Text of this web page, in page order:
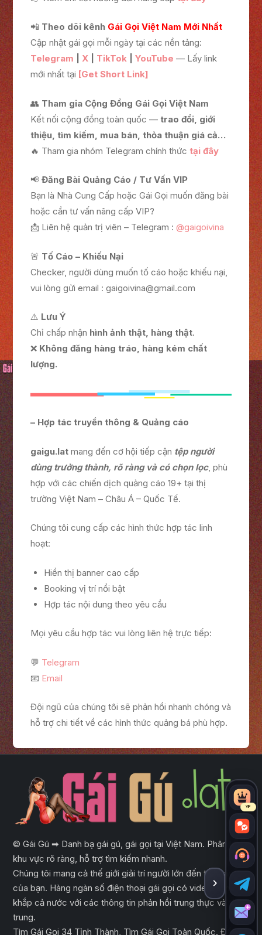
📲 Theo dõi kênh Gái Gọi Việt Nam Mới Nhất
Cập nhật gái gọi mỗi ngày tại các nền tảng:
Telegram
X TikTok |YouTube — Lấy link
mới nhất tại [Get Short Link]
👥 Tham gia Cộng Đồng Gái Gọi Việt Nam
Kết nối cộng đồng toàn quốc — trao đổi, giới
thiệu, tìm kiếm, mua bán, thỏa thuận giá cả…
🔥 Tham gia nhóm Telegram chính thức tại đây
📢Đăng Bài Quảng Cáo / Tư Vấn VIP
Bạn là Nhà Cung Cấp hoặc Gái Gọi muốn đăng bài
hoặc cần tư vấn nâng cấp VIP?
📩 Liên hệ quản trị viên – Telegram :@gaigoivina
🚨 Tố Cáo – Khiếu Nại
Checker, người dùng muốn tố cáo hoặc khiếu nại,
vui lòng gửi email :gaigoivina@gmail.com
⚠️ Lưu Ý
Chỉ chấp nhận hình ảnh thật, hàng thật.
❌ Không đăng hàng tráo, hàng kém chất
lượng.
– Hợp tác truyền thông & Quảng cáo
gaigu.lat mang đến cơ hội tiếp cận tệp người
dùng trưởng thành, rõ ràng và có chọn lọc, phù
hợp với các chiến dịch quảng cáo 19+ tại thị
trường Việt Nam – Châu Á – Quốc Tế.
Chúng tôi cung cấp các hình thức hợp tác linh
hoạt:
Hiển thị banner cao cấp
Booking vị trí nổi bật
Hợp tác nội dung theo yêu cầu
Mọi yêu cầu hợp tác vui lòng liên hệ trực tiếp:
💬 Telegram
📧 Email
Đội ngũ của chúng tôi sẽ phản hồi nhanh chóng và
hỗ trợ chi tiết về các hình thức quảng bá phù hợp.
© Gái Gú ➡ Danh bạ gái gú, gái gọi tại Việt Nam. Phân loại
khu vực rõ ràng, hỗ trợ tìm kiếm nhanh.
Chúng tôi mang cả thế giới giải trí người lớn đến tầm tay
của bạn. Hàng ngàn số điện thoại gái gọi có video trên
khắp cả nước với các thông tin phản hồi trung thực và tập
trung.
Tìm Gái Gọi 34 Tỉnh Thành, Tìm Gái Gọi Toàn Quốc. Đầy
ẨN
VIP